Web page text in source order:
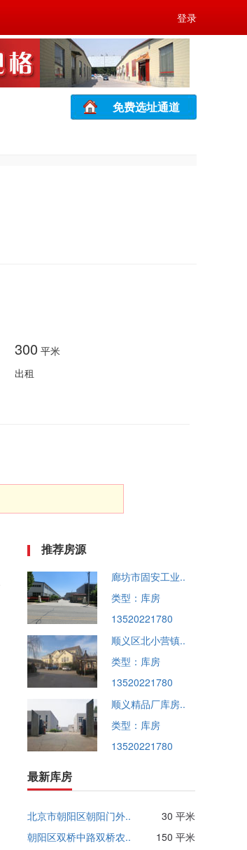
登录
免费选址通道
300 平米
出租
推荐房源
廊坊市固安工业..
类型：库房
13520221780
顺义区北小营镇..
类型：库房
13520221780
顺义精品厂库房..
类型：库房
13520221780
最新库房
北京市朝阳区朝阳门外..
30 平米
朝阳区双桥中路双桥农..
150 平米